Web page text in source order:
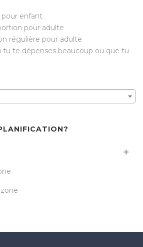
pour enfant
pour adulte
régulière pour adulte
tu te dépenses beaucoup ou que tu